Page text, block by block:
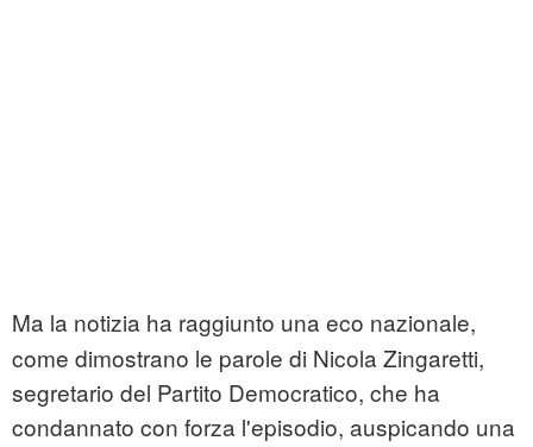
Ma la notizia ha raggiunto una eco nazionale,
come dimostrano le parole di Nicola Zingaretti,
segretario del Partito Democratico, che ha
condannato con forza l'episodio, auspicando una